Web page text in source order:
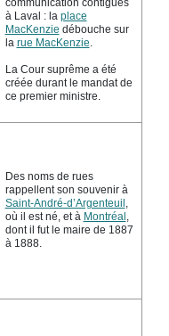
à Laval : la place
MacKenzie débouche sur
la rue MacKenzie
La Cour suprême a été
créée durant le mandat de
ce premier ministre.
Des noms de rues
rappellent son souvenir à
Saint-André-d’Argenteuil
où il est né, et à Montréal
dont il fut le maire de 1887
à 1888.